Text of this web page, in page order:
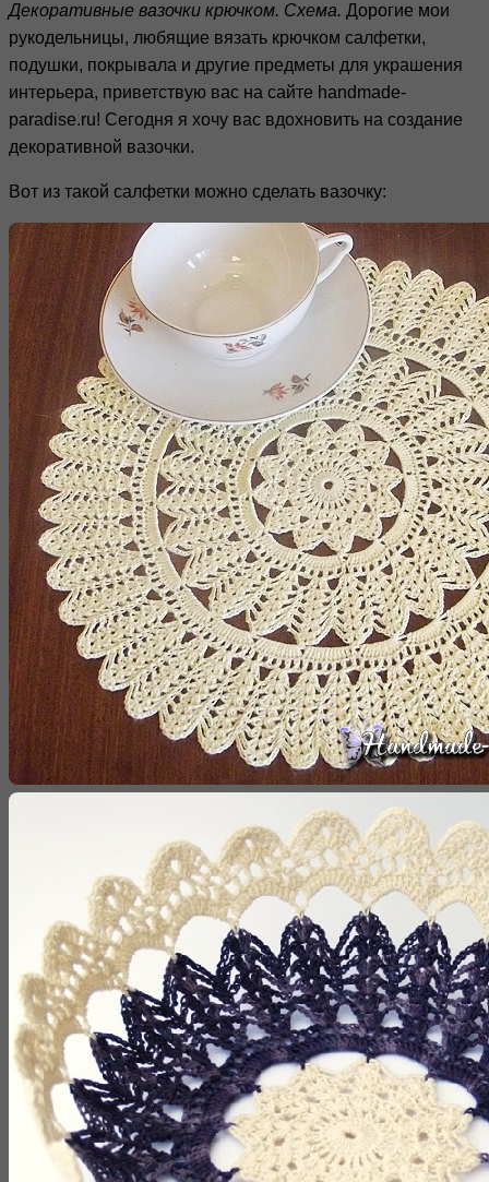
Декоративные вазочки крючком. Схема. Дорогие мои
рукодельницы, любящие вязать крючком салфетки,
подушки, покрывала и другие предметы для украшения
интерьера, приветствую вас на сайте handmade-
paradise.ru! Сегодня я хочу вас вдохновить на создание
декоративной вазочки.
Вот из такой салфетки можно сделать вазочку: